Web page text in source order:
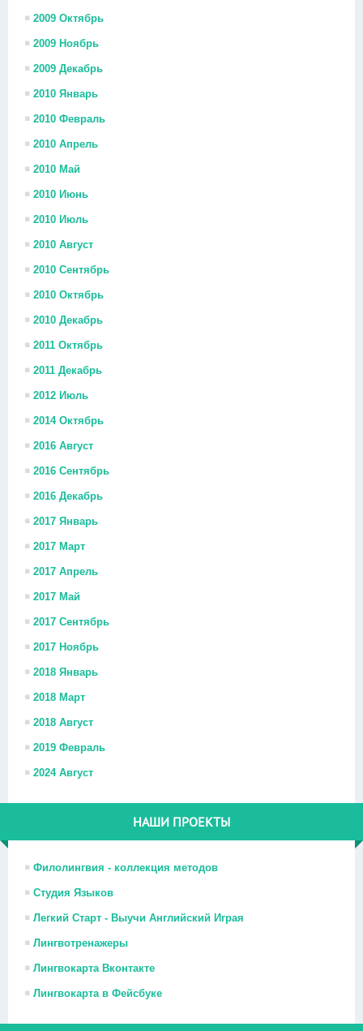
2009 Октябрь
2009 Ноябрь
2009 Декабрь
2010 Январь
2010 Февраль
2010 Апрель
2010 Май
2010 Июнь
2010 Июль
2010 Август
2010 Сентябрь
2010 Октябрь
2010 Декабрь
2011 Октябрь
2011 Декабрь
2012 Июль
2014 Октябрь
2016 Август
2016 Сентябрь
2016 Декабрь
2017 Январь
2017 Март
2017 Апрель
2017 Май
2017 Сентябрь
2017 Ноябрь
2018 Январь
2018 Март
2018 Август
2019 Февраль
2024 Август
НАШИ ПРОЕКТЫ
Филолингвия - коллекция методов
Студия Языков
Легкий Старт - Выучи Английский Играя
Лингвотренажеры
Лингвокарта Вконтакте
Лингвокарта в Фейсбуке